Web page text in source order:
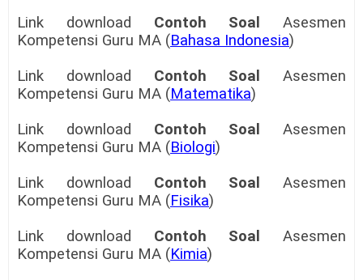
Link download Contoh Soal Asesmen
Kompetensi Guru MA (Bahasa Indonesia)
Link download Contoh Soal Asesmen
Kompetensi Guru MA (Matematika)
Link download Contoh Soal Asesmen
Kompetensi Guru MA (Biologi)
Link download Contoh Soal Asesmen
Kompetensi Guru MA (Fisika)
Link download Contoh Soal Asesmen
Kompetensi Guru MA (Kimia)